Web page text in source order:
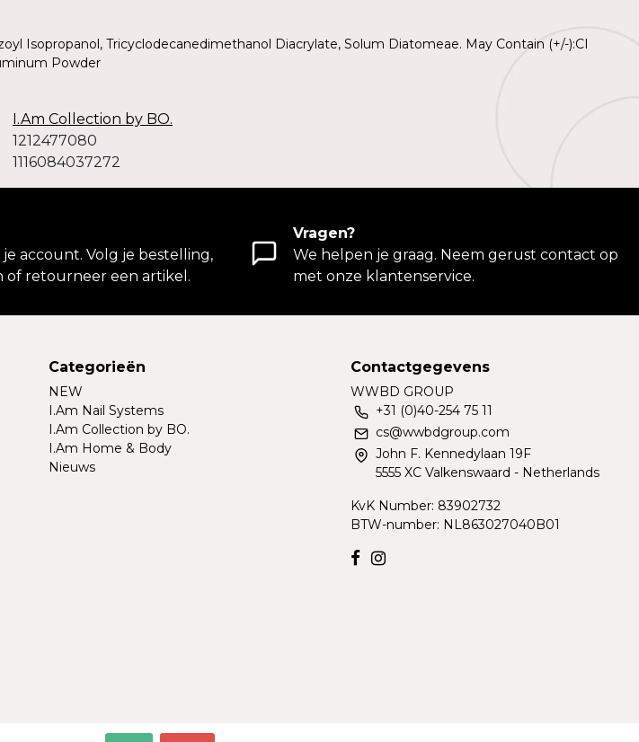
Isopropanol, Tricyclodecanedimethanol Diacrylate, Solum Diatomeae. May Contain (+/-):CI
Powder
I.Am Collection by BO.
1212477080
1116084037272
account. Volg je bestelling,
of retourneer een artikel.
Vragen?
We helpen je graag. Neem gerust contact op
met onze klantenservice.
Categorieën
NEW
I.Am Nail Systems
I.Am Collection by BO.
I.Am Home & Body
Nieuws
Contactgegevens
WWBD GROUP
+31 (0)40-254 75 11
cs@wwbdgroup.com
John F. Kennedylaan 19F
5555 XC Valkenswaard - Netherlands
KvK Number: 83902732
BTW-number: NL863027040B01